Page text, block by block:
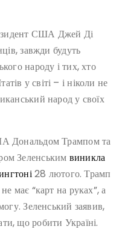
США Джей Ді
завжди будуть
народу і тих, хто
у світі – і ніколи не
народ у своїх
Дональдом Трампом та
Зеленським виникла
28 лютого. Трамп
має “карт на руках”, а
Зеленський заявив,
що робити Україні.